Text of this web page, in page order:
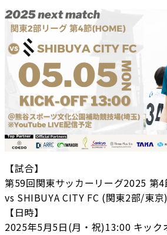
【試合】
第59回関東サッカーリーグ2025 第
vs SHIBUYA CITY FC (関東2部/東京)
【日時】
2025年5月5日(月・祝)13:00 キック